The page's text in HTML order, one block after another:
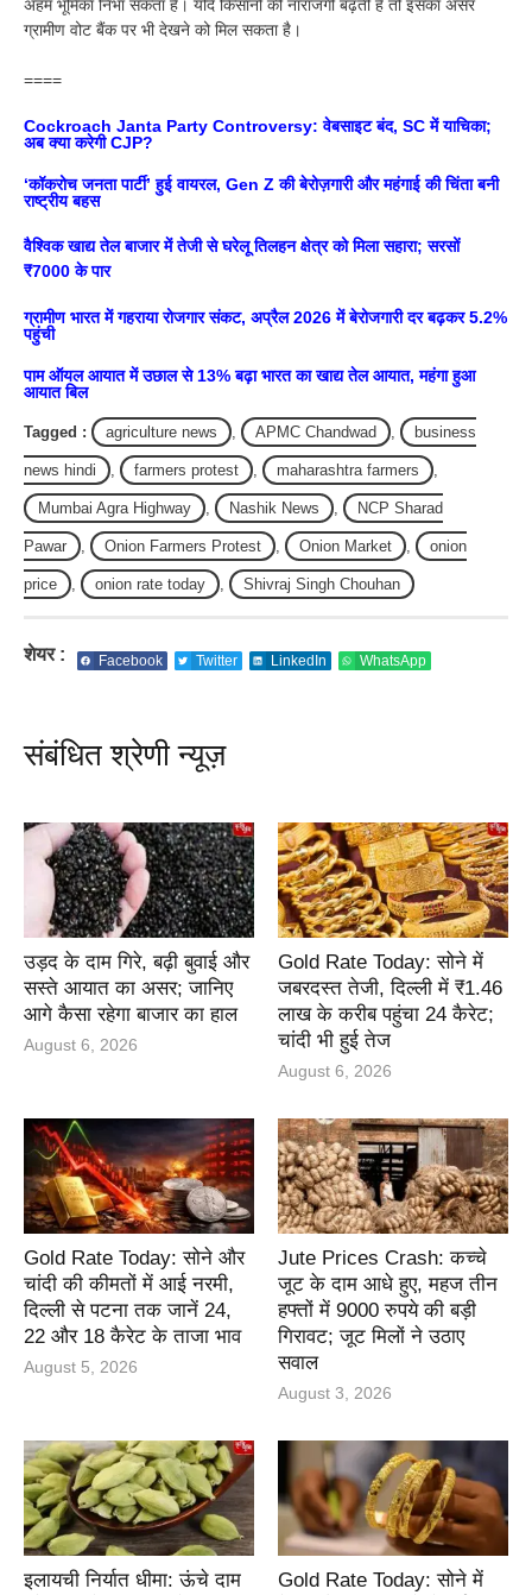
अहम भूमिका निभा सकता है। यदि किसानों की नाराजगी बढ़ती है तो इसका असर
ग्रामीण वोट बैंक पर भी देखने को मिल सकता है।
====
Cockroach Janta Party Controversy: वेबसाइट बंद, SC में याचिका;
अब क्या करेगी CJP?
‘कॉकरोच जनता पार्टी’ हुई वायरल, Gen Z की बेरोज़गारी और महंगाई की चिंता बनी
राष्ट्रीय बहस
वैश्विक खाद्य तेल बाजार में तेजी से घरेलू तिलहन क्षेत्र को मिला सहारा; सरसों
₹7000 के पार
ग्रामीण भारत में गहराया रोजगार संकट, अप्रैल 2026 में बेरोजगारी दर बढ़कर 5.2%
पहुंची
पाम ऑयल आयात में उछाल से 13% बढ़ा भारत का खाद्य तेल आयात, महंगा हुआ
आयात बिल
Tagged : agriculture news , APMC Chandwad , business
news hindi , farmers protest , maharashtra farmers ,
Mumbai Agra Highway , Nashik News , NCP Sharad
Pawar , Onion Farmers Protest , Onion Market , onion
price , onion rate today , Shivraj Singh Chouhan
शेयर : Facebook Twitter LinkedIn WhatsApp
संबंधित श्रेणी न्यूज़
उड़द के दाम गिरे, बढ़ी बुवाई और
सस्ते आयात का असर; जानिए
आगे कैसा रहेगा बाजार का हाल
August 6, 2026
Gold Rate Today: सोने में
जबरदस्त तेजी, दिल्ली में ₹1.46
लाख के करीब पहुंचा 24 कैरेट;
चांदी भी हुई तेज
August 6, 2026
Gold Rate Today: सोने और
चांदी की कीमतों में आई नरमी,
दिल्ली से पटना तक जानें 24,
22 और 18 कैरेट के ताजा भाव
August 5, 2026
Jute Prices Crash: कच्चे
जूट के दाम आधे हुए, महज तीन
हफ्तों में 9000 रुपये की बड़ी
गिरावट; जूट मिलों ने उठाए
सवाल
August 3, 2026
इलायची निर्यात धीमा: ऊंचे दाम Gold Rate Today: सोने में